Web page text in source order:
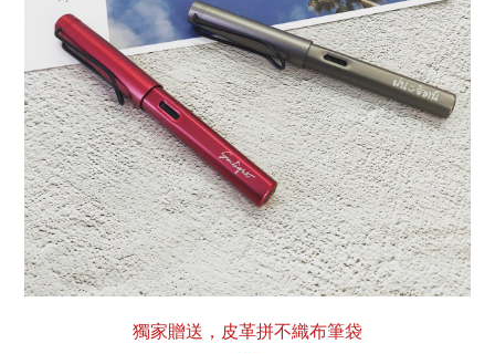
獨家贈送，皮革拼不織布筆袋